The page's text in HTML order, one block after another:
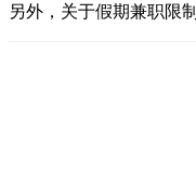
另外，关于假期兼职限